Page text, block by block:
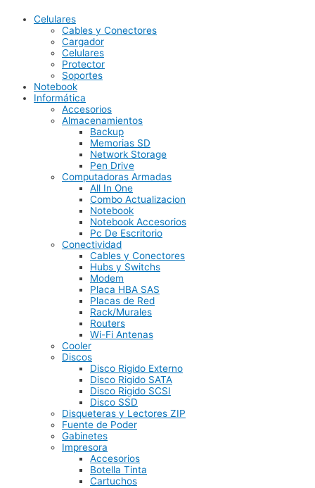
Celulares
Cables y Conectores
Cargador
Celulares
Protector
Soportes
Notebook
Informática
Accesorios
Almacenamientos
Backup
Memorias SD
Network Storage
Pen Drive
Computadoras Armadas
All In One
Combo Actualizacion
Notebook
Notebook Accesorios
Pc De Escritorio
Conectividad
Cables y Conectores
Hubs y Switchs
Modem
Placa HBA SAS
Placas de Red
Rack/Murales
Routers
Wi-Fi Antenas
Cooler
Discos
Disco Rigido Externo
Disco Rigido SATA
Disco Rigido SCSI
Disco SSD
Disqueteras y Lectores ZIP
Fuente de Poder
Gabinetes
Impresora
Accesorios
Botella Tinta
Cartuchos